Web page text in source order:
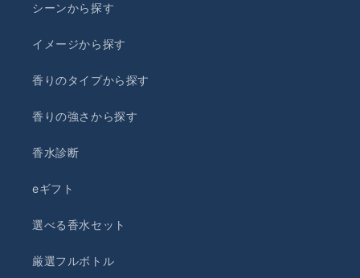
シーンから探す
イメージから探す
香りのタイプから探す
香りの強さから探す
香水診断
eギフト
選べる香水セット
厳選フルボトル